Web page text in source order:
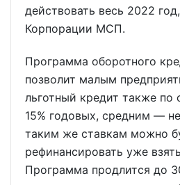
действовать весь 2022
Корпорации МСП.
Программа оборотного
позволит малым
льготный кредит также по
15% годовых, средним —
таким же ставкам можно
рефинансировать уже
Программа продлится до